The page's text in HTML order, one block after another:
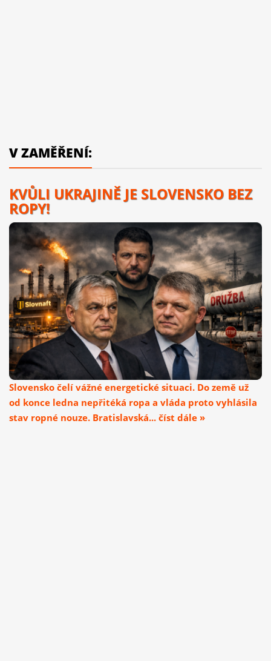
V ZAMĚŘENÍ:
KVŮLI UKRAJINĚ JE SLOVENSKO BEZ
ROPY!
Slovensko čelí vážné energetické situaci. Do země už
od konce ledna nepřitéká ropa a vláda proto vyhlásila
stav ropné nouze. Bratislavská... číst dále »